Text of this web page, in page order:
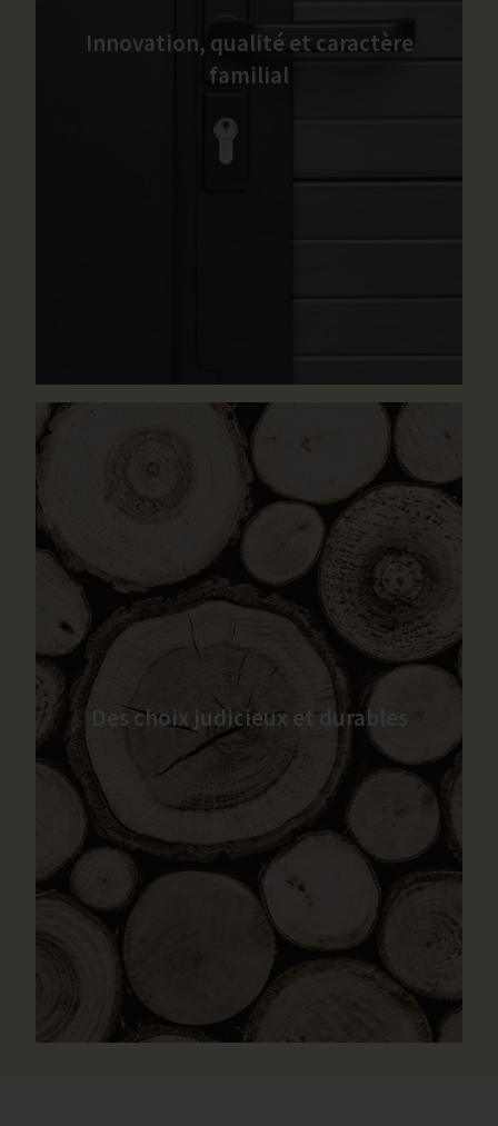
Innovation, qualité et caractère
familial
Des choix judicieux et durables